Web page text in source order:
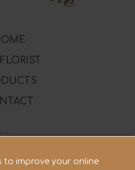
to improve your online